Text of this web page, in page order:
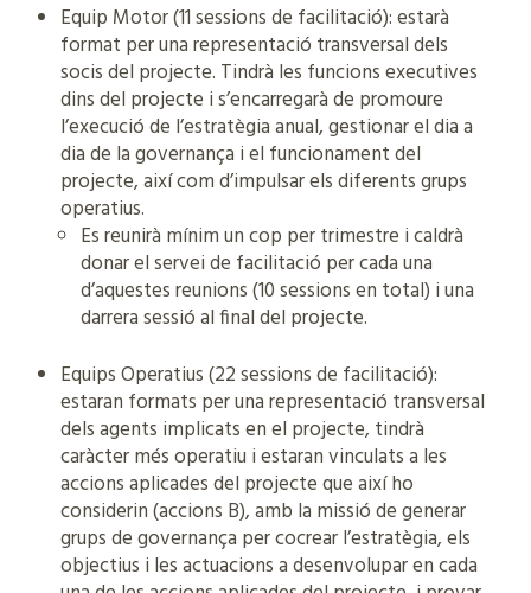
Equip Motor (11 sessions de facilitació): estarà
format per una representació transversal dels
socis del projecte. Tindrà les funcions executives
dins del projecte i s’encarregarà de promoure
l’execució de l’estratègia anual, gestionar el dia a
dia de la governança i el funcionament del
projecte, així com d’impulsar els diferents grups
operatius.
Es reunirà mínim un cop per trimestre i caldrà
donar el servei de facilitació per cada una
d’aquestes reunions (10 sessions en total) i una
darrera sessió al final del projecte.
Equips Operatius (22 sessions de facilitació):
estaran formats per una representació transversal
dels agents implicats en el projecte, tindrà
caràcter més operatiu i estaran vinculats a les
accions aplicades del projecte que així ho
considerin (accions B), amb la missió de generar
grups de governança per cocrear l’estratègia, els
objectius i les actuacions a desenvolupar en cada